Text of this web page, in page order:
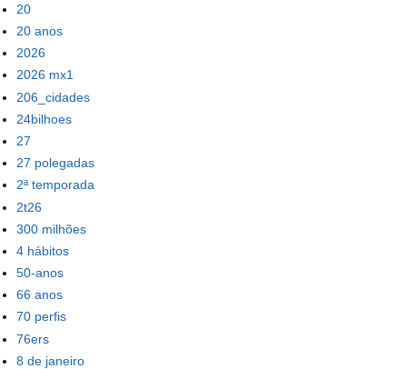
20
20 anos
2026
2026 mx1
206_cidades
24bilhoes
27
27 polegadas
2ª temporada
2t26
300 milhões
4 hábitos
50-anos
66 anos
70 perfis
76ers
8 de janeiro